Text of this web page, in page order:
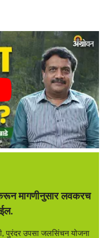
मागणीनुसार लवकरच
पुरंदर उपसा जलसिंचन योजना